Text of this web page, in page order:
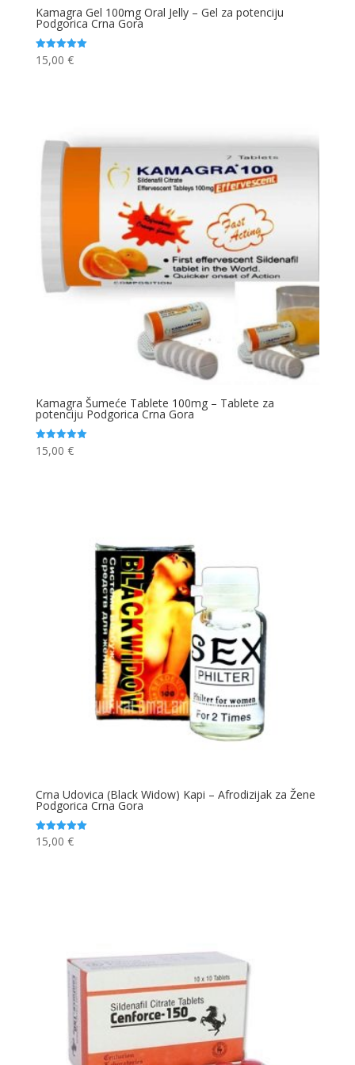
Kamagra Gel 100mg Oral Jelly – Gel za potenciju
Podgorica Crna Gora
Ocjenjeno
5.00
15,00 €
Kamagra Šumeće Tablete 100mg – Tablete za
potenciju Podgorica Crna Gora
Ocjenjeno
5.00
15,00 €
Crna Udovica (Black Widow) Kapi – Afrodizijak za Žene
Podgorica Crna Gora
Ocjenjeno
5.00
15,00 €